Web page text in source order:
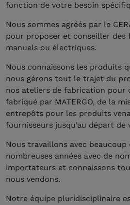
fonction de votre besoin
Nous sommes agréés par le
pour proposer et conseiller des
manuels ou électriques.
Nous connaissons les produits
nous gérons tout le trajet du
nos ateliers de fabrication pour
fabriqué par MATERGO, de la
entrepôts pour les produits
fournisseurs jusqu’au départ de
Nous travaillons avec
nombreuses années avec de
importateurs et connaissons
nous vendons.
Notre équipe pluridisciplinaire